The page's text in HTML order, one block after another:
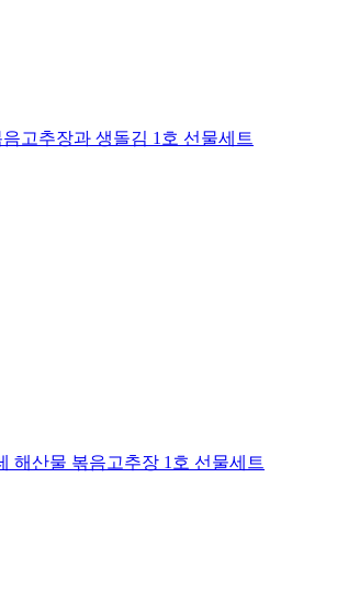
고추장과 생돌김 1호 선물세트
해산물 볶음고추장 1호 선물세트